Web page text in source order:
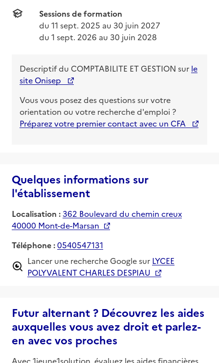
Sessions de formation
du 11 sept. 2025 au 30 juin 2027
du 1 sept. 2026 au 30 juin 2028
Descriptif du COMPTABILITE ET GESTION sur le
site Onisep
Vous vous posez des questions sur votre
orientation ou votre recherche d'emploi ?
Préparez votre premier contact avec un CFA
Quelques informations sur
l'établissement
Localisation :362 Boulevard du chemin creux
40000 Mont-de-Marsan
Téléphone :0540547131
Lancer une recherche Google sur LYCEE
POLYVALENT CHARLES DESPIAU
Futur alternant ? Découvrez les aides
auxquelles vous avez droit et parlez-
en avec vos proches
Avec 1jeune1solution, évaluez les aides financières